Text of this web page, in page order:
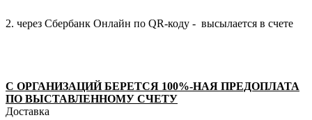
2. через Сбербанк Онлайн по QR-коду - высылается в счете
С ОРГАНИЗАЦИЙ БЕРЕТСЯ 100%-НАЯ ПРЕДОПЛАТА
ПО ВЫСТАВЛЕННОМУ СЧЕТУ
Доставка